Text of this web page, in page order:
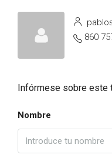
860
Infórmese sobre este
Nombre